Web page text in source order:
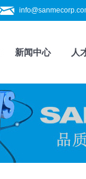
新闻中心 人